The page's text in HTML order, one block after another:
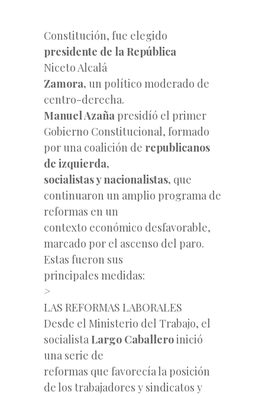
Constitución, fue elegido
presidente de la República
Niceto Alcalá
Zamora, un político moderado de
centro-derecha.
Manuel Azaña presidíó el primer
Gobierno Constitucional, formado
por una coalición de republicanos
de izquierda,
socialistas y nacionalistas, que
continuaron un amplio programa de
reformas en un
contexto económico desfavorable,
marcado por el ascenso del paro.
Estas fueron sus
principales medidas:
>
LAS REFORMAS LABORALES
Desde el Ministerio del Trabajo, el
socialistaLargo Caballeroinició
una serie de
reformas que favorecía la posición
de los trabajadores y sindicatos y